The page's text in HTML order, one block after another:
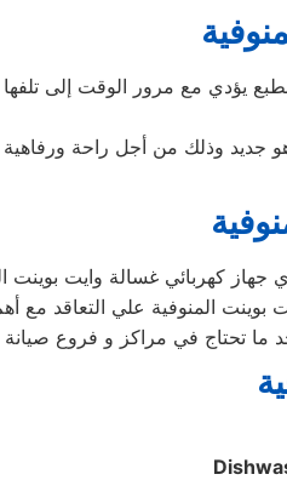
بالطبع يؤدي مع مرور الوقت إلى
جديد وذلك من أجل راحة
كهربائي غسالة وايت بوينت
المنوفية علي التعاقد مع
تحتاج في مراكز و فروع صيانة